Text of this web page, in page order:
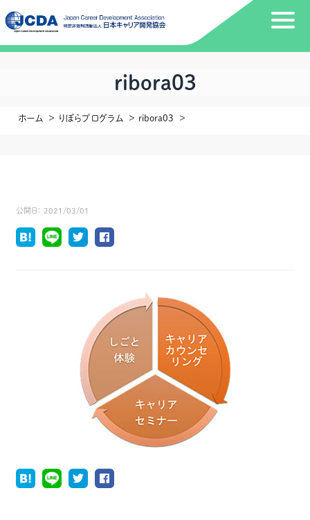
ribora03
ホーム りぼらプログラム ribora03
公開日： 2021/03/01